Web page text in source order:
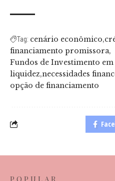
Tag: cenário econômico
financiamento promissora
Fundos de Investimento
liquidez necessidades
opção de financiamento
POPULAR